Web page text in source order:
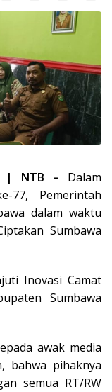
| NTB – Dalam
77, Pemerintah
dalam waktu
Sumbawa
Inovasi Camat
Sumbawa
awak media
bahwa pihaknya
semua RT/RW